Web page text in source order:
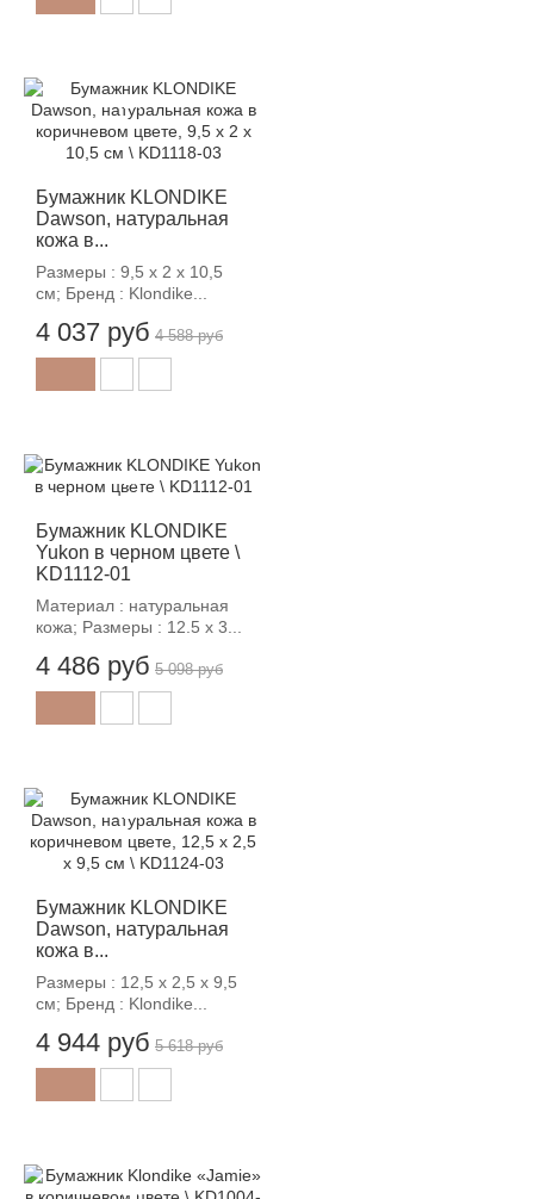
Бумажник KLONDIKE
Dawson, натуральная
кожа в...
Размеры : 9,5 х 2 х 10,5
см; Бренд : Klondike...
4 037 руб 4 588 руб
Бумажник KLONDIKE
Yukon в черном цвете \
KD1112-01
Материал : натуральная
кожа; Размеры : 12.5 х 3...
4 486 руб 5 098 руб
Бумажник KLONDIKE
Dawson, натуральная
кожа в...
Размеры : 12,5 х 2,5 х 9,5
см; Бренд : Klondike...
4 944 руб 5 618 руб